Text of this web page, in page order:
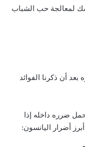
لمعالجة حب الشباب
بعد أن ذكرنا الفوائد
ضرره داخله إذا
أضرار اليانسون: